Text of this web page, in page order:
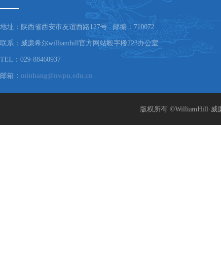
地址：陕西省西安市友谊西路127号 邮编：710072
联系：威廉希尔williamhill官方网站毅字楼223办公室
TEL：029-88460937
邮箱： minhang@nwpu.edu.cn
版权所有 ©WilliamHill·